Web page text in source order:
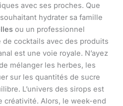
avec ses proches. Que
hydrater sa famille
ou un professionnel
de cocktails avec des produits
est une voie royale. N’ayez
mélanger les herbes, les
sur les quantités de sucre
L’univers des sirops est
créativité. Alors, le week-end